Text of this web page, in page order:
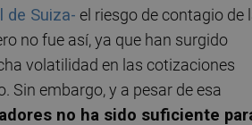
de Suiza- el riesgo de contagio de
no fue así, ya que han surgido
volatilidad en las cotizaciones
Sin embargo, y a pesar de esa
no ha sido suficiente